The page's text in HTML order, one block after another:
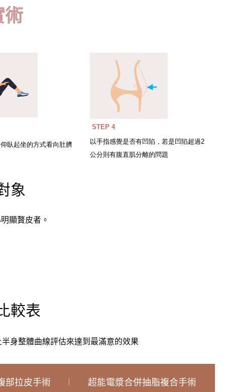
臥起坐的方式看向肚臍
STEP 4
以手指感覺是否有凹陷，若是凹陷超過2
公分則有腹直肌分離的問題
象
顯贅皮者。
較表
身整體曲線評估來達到最滿意的效果
部拉皮手術 超能電漿合併抽脂複合手術